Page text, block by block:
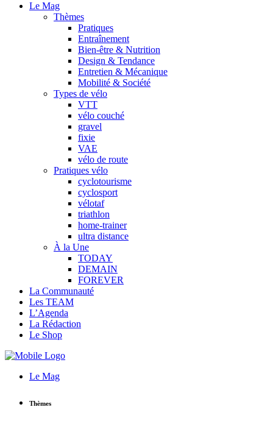
Le Mag
Thèmes
Pratiques
Entraînement
Bien-être & Nutrition
Design & Tendance
Entretien & Mécanique
Mobilité & Société
Types de vélo
VTT
vélo couché
gravel
fixie
VAE
vélo de route
Pratiques vélo
cyclotourisme
cyclosport
vélotaf
triathlon
home-trainer
ultra distance
À la Une
TODAY
DEMAIN
FOREVER
La Communauté
Les TEAM
L’Agenda
La Rédaction
Le Shop
Le Mag
Thèmes